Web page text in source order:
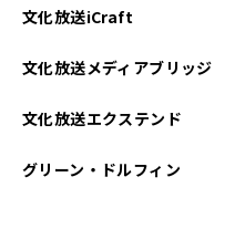
2024年12月
2024年11月
2024年10月
文化放送iCraft
文化放送メディアブリッジ
文化放送エクステンド
グリーン・ドルフィン